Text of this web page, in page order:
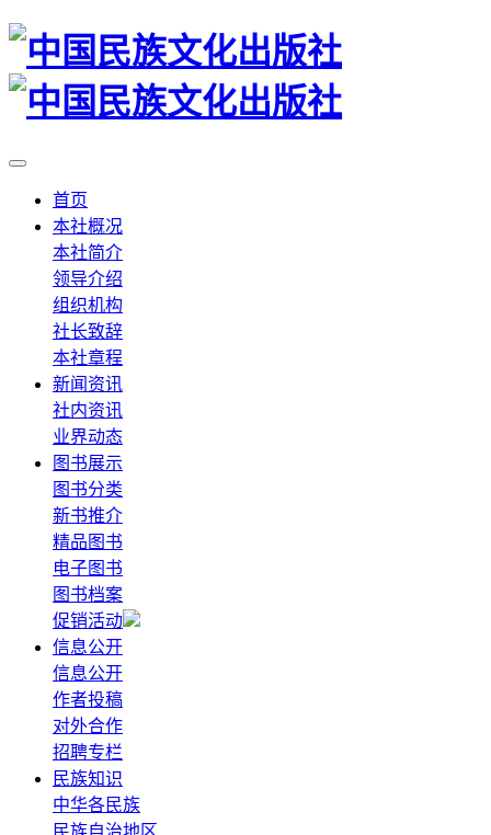
首页
本社概况
本社简介
领导介绍
组织机构
社长致辞
本社章程
新闻资讯
社内资讯
业界动态
图书展示
图书分类
新书推介
精品图书
电子图书
图书档案
促销活动
信息公开
信息公开
作者投稿
对外合作
招聘专栏
民族知识
中华各民族
民族自治地区